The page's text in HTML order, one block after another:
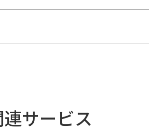
連サービス